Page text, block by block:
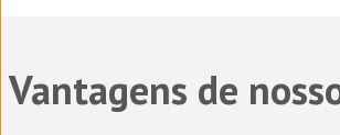
Vantagens de